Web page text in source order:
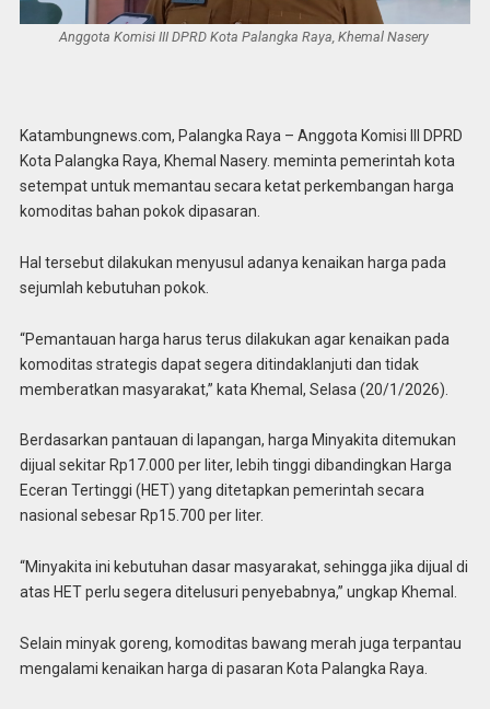
Anggota Komisi III DPRD Kota Palangka Raya, Khemal Nasery
Katambungnews.com, Palangka Raya – Anggota Komisi III DPRD
Kota Palangka Raya, Khemal Nasery. meminta pemerintah kota
setempat untuk memantau secara ketat perkembangan harga
komoditas bahan pokok dipasaran.
Hal tersebut dilakukan menyusul adanya kenaikan harga pada
sejumlah kebutuhan pokok.
“Pemantauan harga harus terus dilakukan agar kenaikan pada
komoditas strategis dapat segera ditindaklanjuti dan tidak
memberatkan masyarakat,” kata Khemal, Selasa (20/1/2026).
Berdasarkan pantauan di lapangan, harga Minyakita ditemukan
dijual sekitar Rp17.000 per liter, lebih tinggi dibandingkan Harga
Eceran Tertinggi (HET) yang ditetapkan pemerintah secara
nasional sebesar Rp15.700 per liter.
“Minyakita ini kebutuhan dasar masyarakat, sehingga jika dijual di
atas HET perlu segera ditelusuri penyebabnya,” ungkap Khemal.
Selain minyak goreng, komoditas bawang merah juga terpantau
mengalami kenaikan harga di pasaran Kota Palangka Raya.